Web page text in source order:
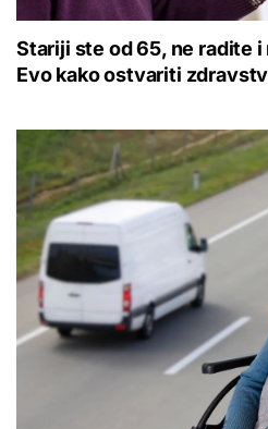
Stariji ste od 65, ne radite
Evo kako ostvariti